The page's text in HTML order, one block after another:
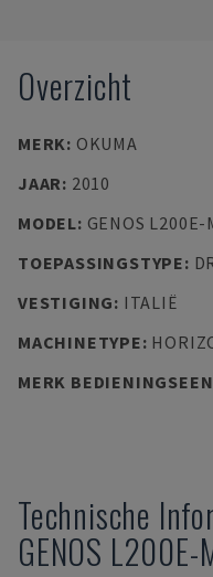
Overzicht
MERK: OKUMA
JAAR: 2010
MODEL: GENOS L200E-
TOEPASSINGSTYPE:
VESTIGING: ITALIË
MACHINETYPE:
MERK
Technische
GENOS L200E-